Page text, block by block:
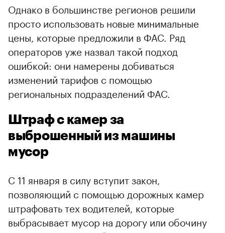
Однако в большинстве регионов решили
просто использовать новые минимальные
цены, которые предложили в ФАС. Ряд
операторов уже назвал такой подход
ошибкой: они намерены добиваться
изменений тарифов с помощью
региональных подразделений ФАС.
Штраф с камер за
выброшенный из машины
мусор
С 11 января в силу вступит закон,
позволяющий с помощью дорожных камер
штрафовать тех водителей, которые
выбрасывает мусор на дорогу или обочину